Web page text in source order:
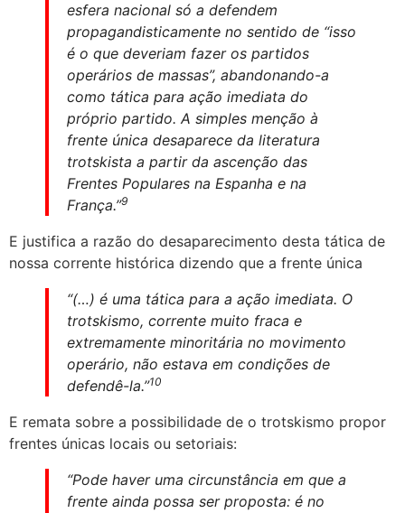
esfera nacional só a defendem
propagandisticamente no sentido de “isso
é o que deveriam fazer os partidos
operários de massas”, abandonando-a
como tática para ação imediata do
próprio partido. A simples menção à
frente única desaparece da literatura
trotskista a partir da ascenção das
Frentes Populares na Espanha e na
França.”9
E justifica a razão do desaparecimento desta tática de
nossa corrente histórica dizendo que a frente única
“(…) é uma tática para a ação imediata. O
trotskismo, corrente muito fraca e
extremamente minoritária no movimento
operário, não estava em condições de
defendê-la.”10
E remata sobre a possibilidade de o trotskismo propor
frentes únicas locais ou setoriais:
“Pode haver uma circunstância em que a
frente ainda possa ser proposta: é no